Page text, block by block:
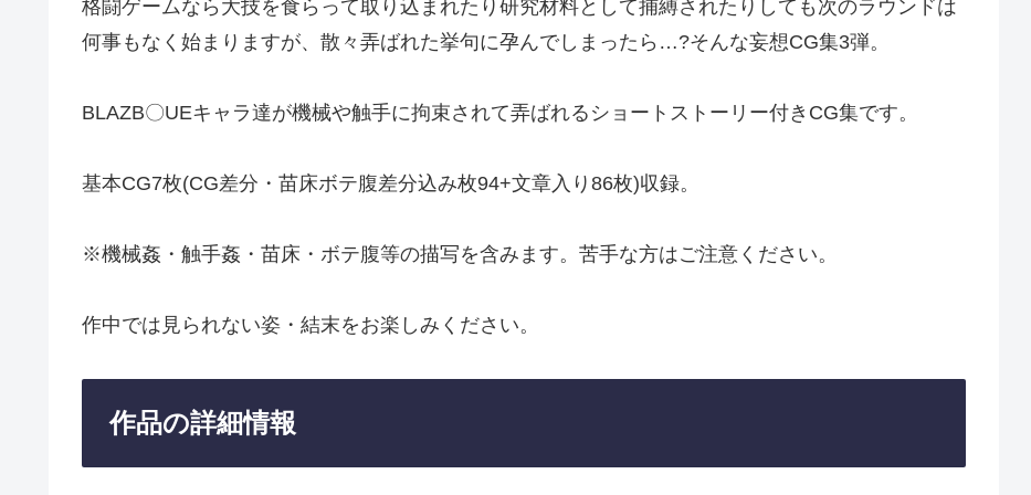
格闘ゲームなら大技を食らって取り込まれたり研究材料として捕縛されたりしても次のラウンドは
何事もなく始まりますが、散々弄ばれた挙句に孕んでしまったら…?そんな妄想CG集3弾。
BLAZB〇UEキャラ達が機械や触手に拘束されて弄ばれるショートストーリー付きCG集です。
基本CG7枚(CG差分・苗床ボテ腹差分込み枚94+文章入り86枚)収録。
※機械姦・触手姦・苗床・ボテ腹等の描写を含みます。苦手な方はご注意ください。
作中では見られない姿・結末をお楽しみください。
作品の詳細情報